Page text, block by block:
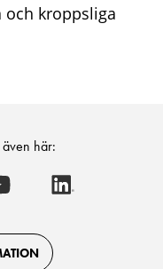
och kroppsliga
här:
Malmö
universitet
on
Youtube